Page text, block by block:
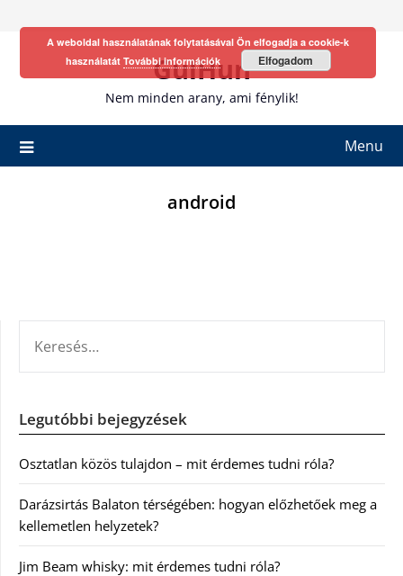
GulHun
Nem minden arany, ami fénylik!
Menu
android
Legutóbbi bejegyzések
Osztatlan közös tulajdon – mit érdemes tudni róla?
Darázsirtás Balaton térségében: hogyan előzhetőek meg a
kellemetlen helyzetek?
Jim Beam whisky: mit érdemes tudni róla?
A weboldal használatának folytatásával Ön elfogadja a cookie-k
használatát További információk Elfogadom